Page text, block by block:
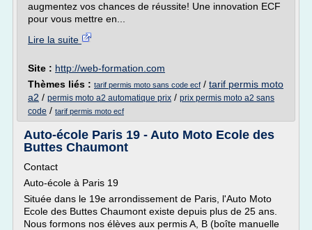
augmentez vos chances de réussite! Une innovation ECF
pour vous mettre en...
Lire la suite
Site : http://web-formation.com
Thèmes liés : tarif permis moto sans code ecf / tarif permis moto
a2 / permis moto a2 automatique prix / prix permis moto a2 sans
code / tarif permis moto ecf
Auto-école Paris 19 - Auto Moto Ecole des
Buttes Chaumont
Contact
Auto-école à Paris 19
Située dans le 19e arrondissement de Paris, l'Auto Moto
Ecole des Buttes Chaumont existe depuis plus de 25 ans.
Nous formons nos élèves aux permis A, B (boîte manuelle